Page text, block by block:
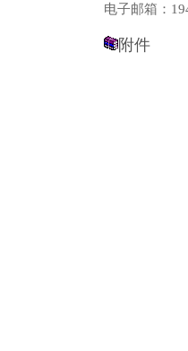
电子邮箱：
附件